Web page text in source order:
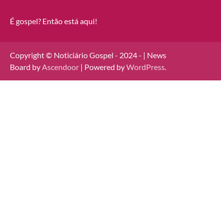
É gospel? Então está aqui!
Copyright © Noticiário Gospel - 2024 - | News
Board by Ascendoor | Powered byWordPress